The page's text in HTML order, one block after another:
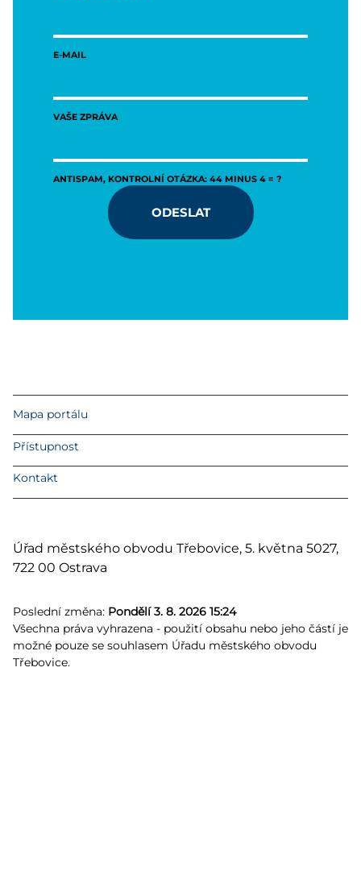
E-MAIL
VAŠE ZPRÁVA
ANTISPAM, KONTROLNÍ OTÁZKA: 44 MINUS 4 = ?
ODESLAT
Mapa portálu
Přístupnost
Kontakt
Úřad městského obvodu Třebovice, 5. května 5027,
722 00 Ostrava
Poslední změna: Pondělí 3. 8. 2026 15:24
Všechna práva vyhrazena - použití obsahu nebo jeho částí je
možné pouze se souhlasem Úřadu městského obvodu
Třebovice.